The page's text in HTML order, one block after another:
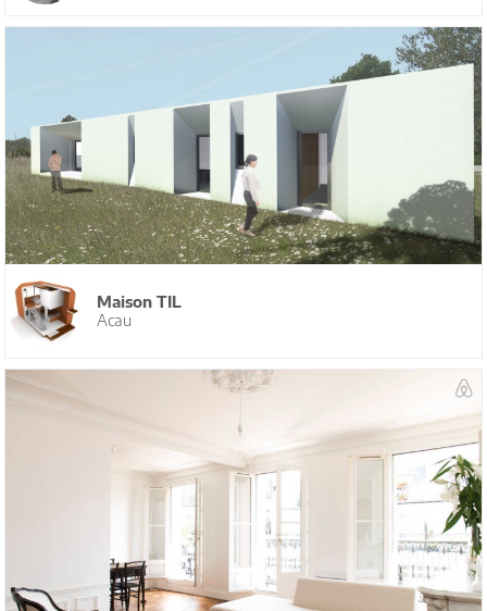
Maison TIL
Acau